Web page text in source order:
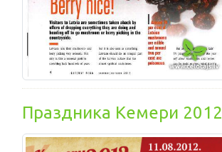
Праздника Кемери 2012